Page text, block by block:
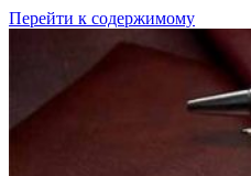
Перейти к содержимому